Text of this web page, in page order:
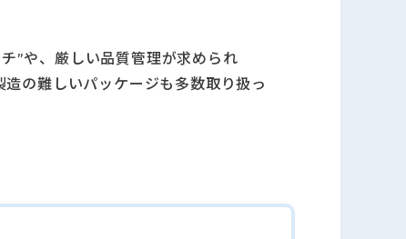
”や、厳しい品質管理が求められ
の難しいパッケージも多数取り扱っ